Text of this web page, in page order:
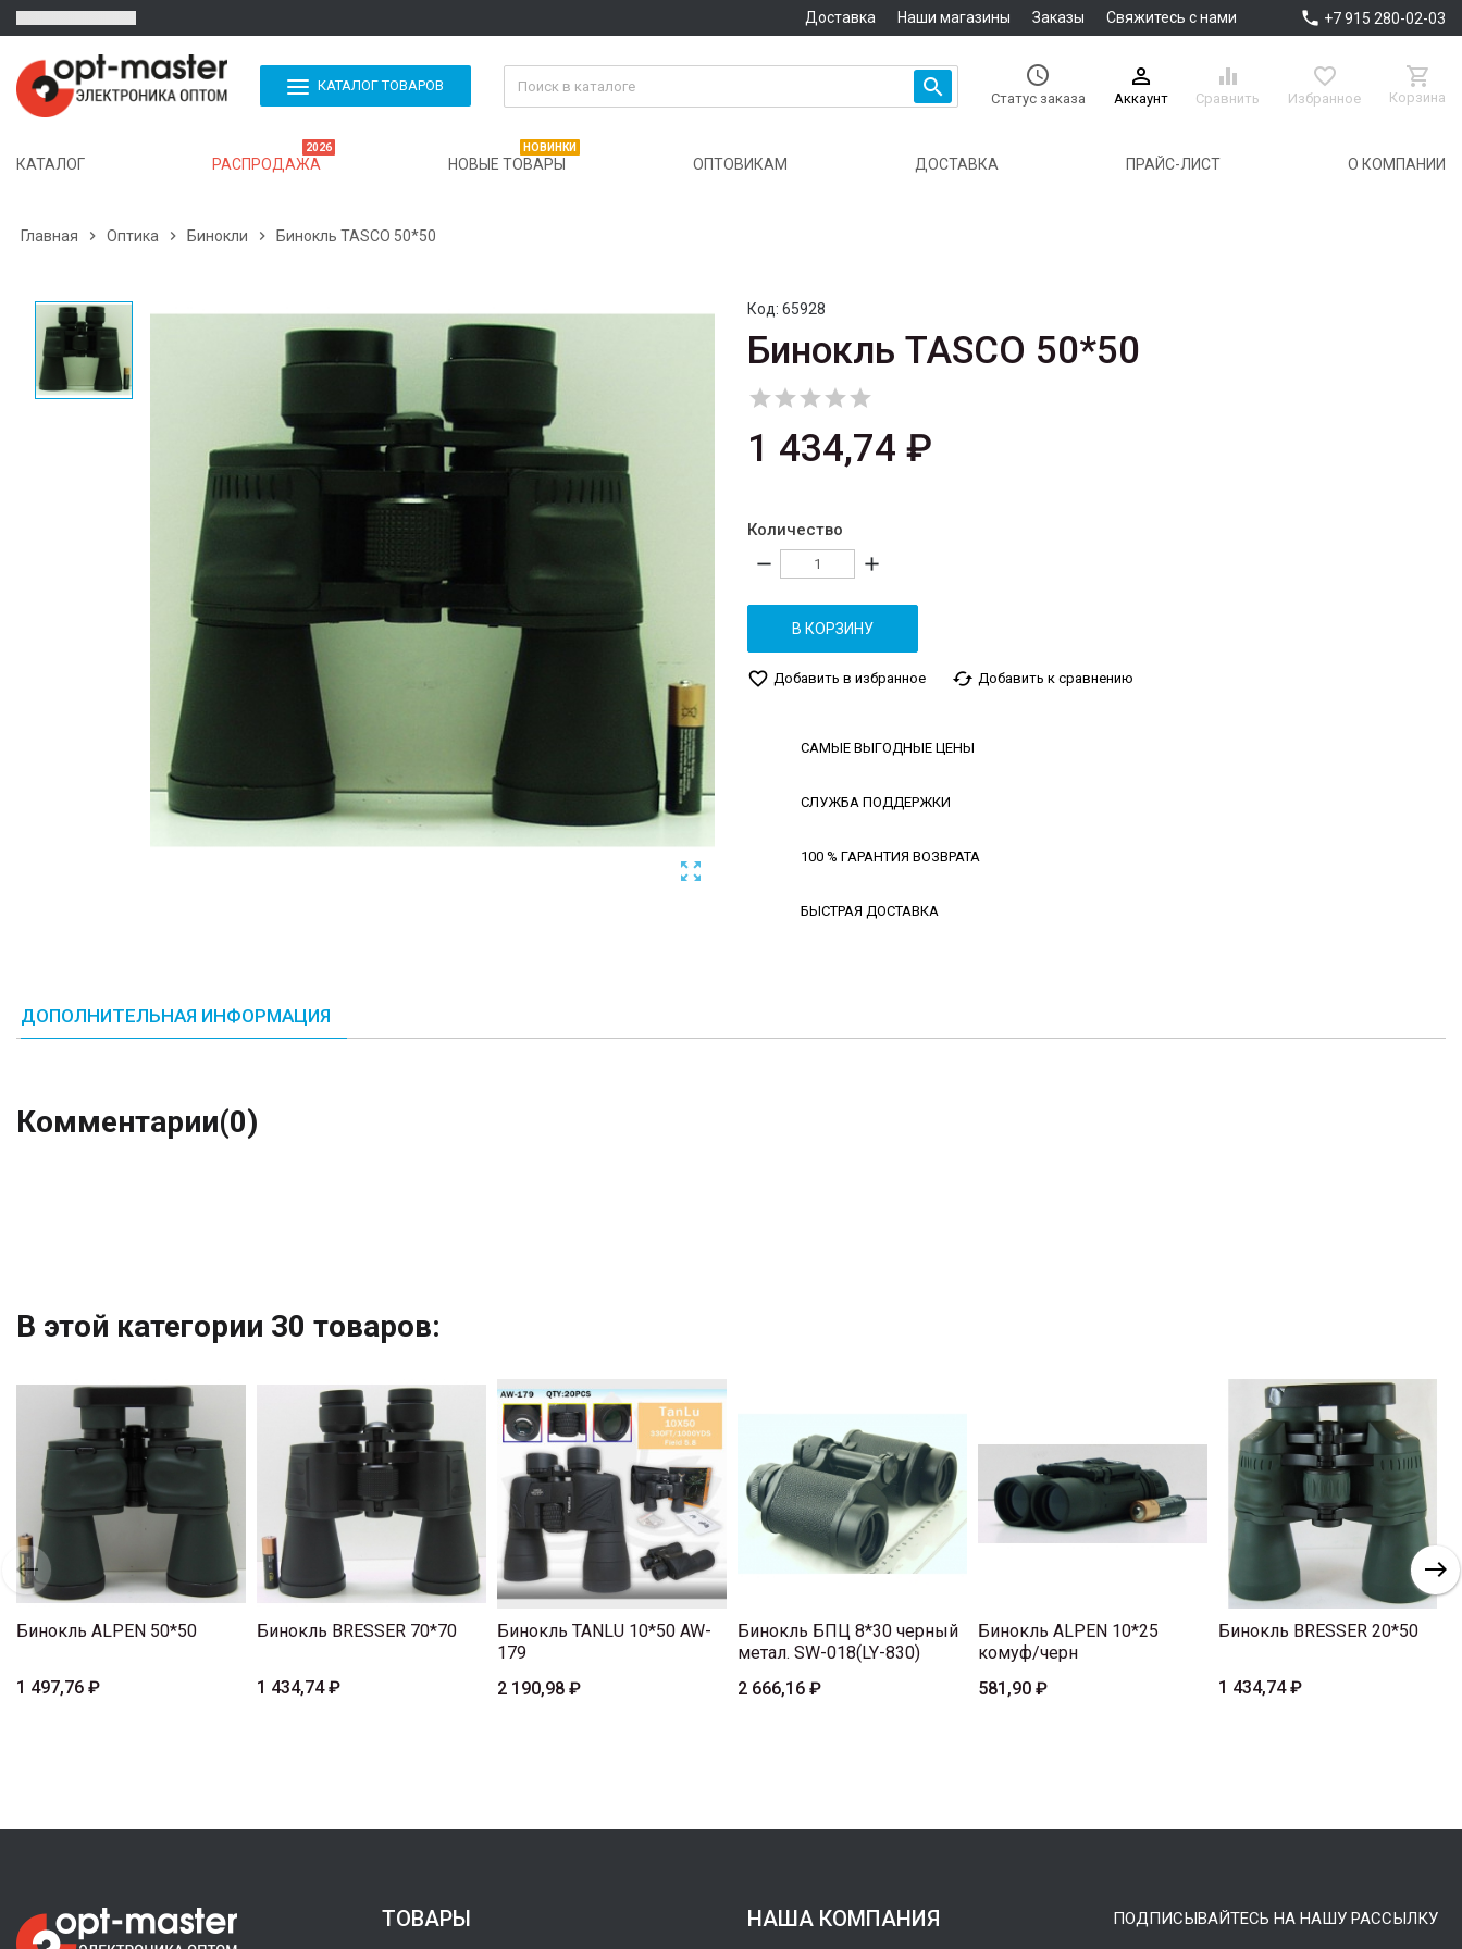
Доставка Наши магазины Заказы Свяжитесь с нами  +7 915 280-02-03
КАТАЛОГ ТОВАРОВ  
Статус заказа

Аккаунт

Сравнить

Избранное

Корзина
КАТАЛОГ РАСПРОДАЖА
2026
НОВЫЕ ТОВАРЫ
НОВИНКИ
ОПТОВИКАМ ДОСТАВКА ПРАЙС-ЛИСТ О КОМПАНИИ
Главная  Оптика  Бинокли  Бинокль TASCO 50*50

Код: 65928
Бинокль TASCO 50*50

1 434,74 ₽
Количество
remove add
В КОРЗИНУ
favorite_border Добавить в избранное cached Добавить к сравнению
САМЫЕ ВЫГОДНЫЕ ЦЕНЫ
СЛУЖБА ПОДДЕРЖКИ
100 % ГАРАНТИЯ ВОЗВРАТА
БЫСТРАЯ ДОСТАВКА
ДОПОЛНИТЕЛЬНАЯ ИНФОРМАЦИЯ
Комментарии(0)
В этой категории 30 товаров:
Бинокль ALPEN 50*50
1 497,76 ₽
Бинокль BRESSER 70*70
1 434,74 ₽
Бинокль TANLU 10*50 AW-
179
2 190,98 ₽
Бинокль БПЦ 8*30 черный
метал. SW-018(LY-830)
2 666,16 ₽
Бинокль ALPEN 10*25
комуф/черн
581,90 ₽
Бинокль BRESSER 20*50
1 434,74 ₽
ТОВАРЫ НАША КОМПАНИЯ ПОДПИСЫВАЙТЕСЬ НА НАШУ РАССЫЛКУ